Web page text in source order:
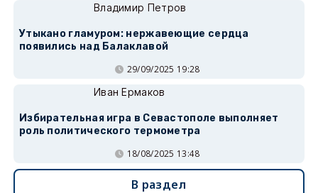
Владимир Петров
Утыкано гламуром: нержавеющие сердца
появились над Балаклавой
29/09/2025 19:28
Иван Ермаков
Избирательная игра в Севастополе выполняет
роль политического термометра
18/08/2025 13:48
В раздел